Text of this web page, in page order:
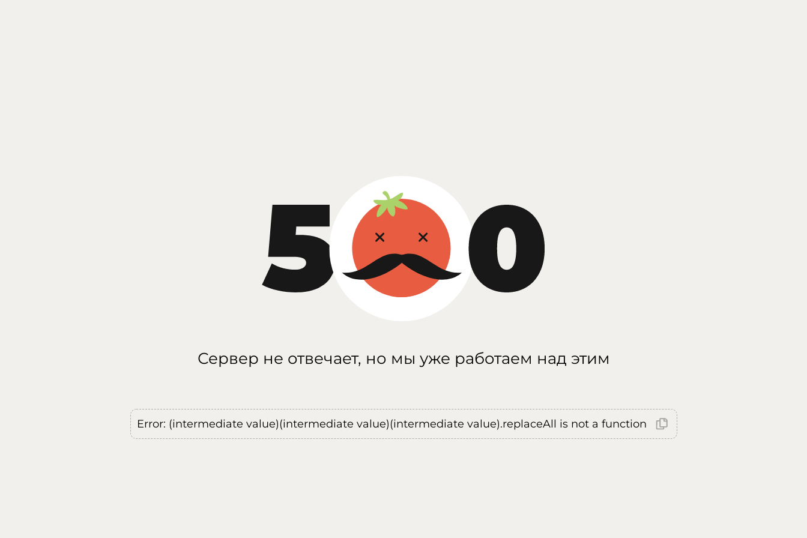
Сервер не отвечает, но мы уже работаем над этим
Error: (intermediate value)(intermediate value)(intermediate value).replaceAll is not a function